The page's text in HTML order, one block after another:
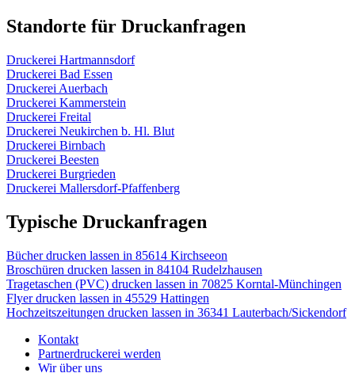
Standorte für Druckanfragen
Druckerei Hartmannsdorf
Druckerei Bad Essen
Druckerei Auerbach
Druckerei Kammerstein
Druckerei Freital
Druckerei Neukirchen b. Hl. Blut
Druckerei Birnbach
Druckerei Beesten
Druckerei Burgrieden
Druckerei Mallersdorf-Pfaffenberg
Typische Druckanfragen
Bücher drucken lassen in 85614 Kirchseeon
Broschüren drucken lassen in 84104 Rudelzhausen
Tragetaschen (PVC) drucken lassen in 70825 Korntal-Münchingen
Flyer drucken lassen in 45529 Hattingen
Hochzeitszeitungen drucken lassen in 36341 Lauterbach/Sickendorf
Kontakt
Partnerdruckerei werden
Wir über uns